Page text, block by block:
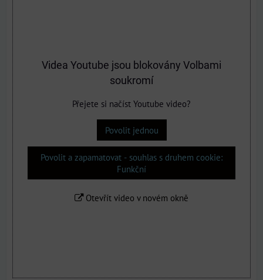
Videa Youtube jsou blokovány Volbami
soukromí
Přejete si načíst Youtube video?
Povolit jednou
Povolit a zapamatovat - souhlas s druhem cookie:
Funkční
Otevřít video v novém okně